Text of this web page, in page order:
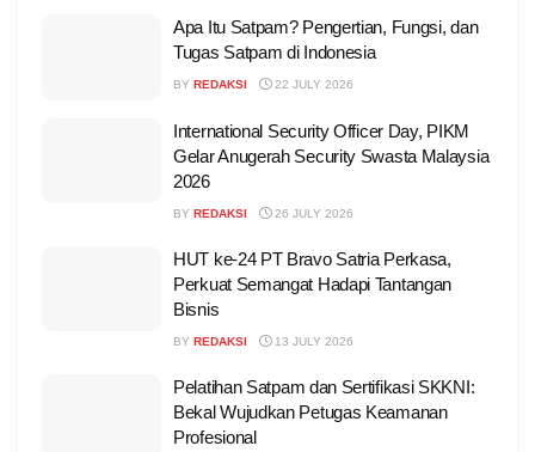
Apa Itu Satpam? Pengertian, Fungsi, dan
Tugas Satpam di Indonesia
BY REDAKSI 22 JULY 2026
International Security Officer Day, PIKM
Gelar Anugerah Security Swasta Malaysia
2026
BY REDAKSI 26 JULY 2026
HUT ke-24 PT Bravo Satria Perkasa,
Perkuat Semangat Hadapi Tantangan
Bisnis
BY REDAKSI 13 JULY 2026
Pelatihan Satpam dan Sertifikasi SKKNI:
Bekal Wujudkan Petugas Keamanan
Profesional